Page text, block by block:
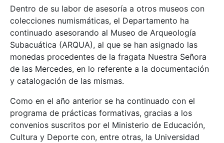
Dentro de su labor de asesoría a otros museos con
colecciones numismáticas, el Departamento ha
continuado asesorando al Museo de Arqueología
Subacuática (ARQUA), al que se han asignado las
monedas procedentes de la fragata Nuestra Señora
de las Mercedes, en lo referente a la documentación
y catalogación de las mismas.
Como en el año anterior se ha continuado con el
programa de prácticas formativas, gracias a los
convenios suscritos por el Ministerio de Educación,
Cultura y Deporte con, entre otras, la Universidad